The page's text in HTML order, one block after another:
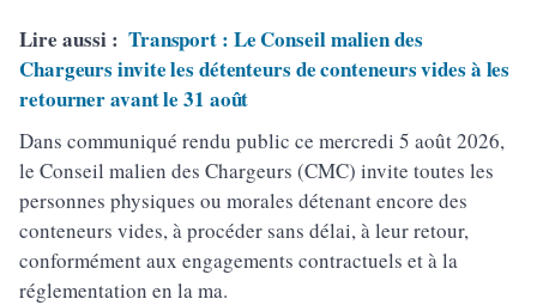
Lire aussi : Transport : Le Conseil malien des
Chargeurs invite les détenteurs de conteneurs vides à les
retourner avant le 31 août
Dans communiqué rendu public ce mercredi 5 août 2026,
le Conseil malien des Chargeurs (CMC) invite toutes les
personnes physiques ou morales détenant encore des
conteneurs vides, à procéder sans délai, à leur retour,
conformément aux engagements contractuels et à la
réglementation en la ma.